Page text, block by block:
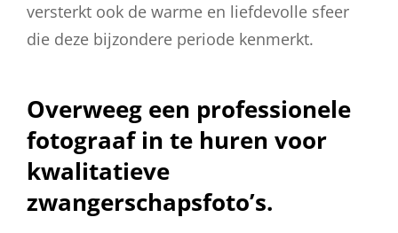
versterkt ook de warme en liefdevolle sfeer
die deze bijzondere periode kenmerkt.
Overweeg een professionele
fotograaf in te huren voor
kwalitatieve
zwangerschapsfoto’s.